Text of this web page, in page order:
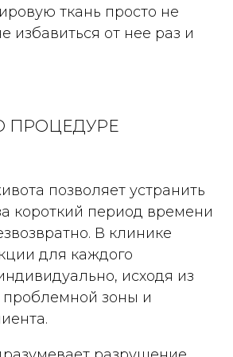
ткань просто не
избавиться от нее раз и
ПРОЦЕДУРЕ
позволяет устранить
короткий период времени
В клинике
для каждого
исходя из
проблемной зоны и